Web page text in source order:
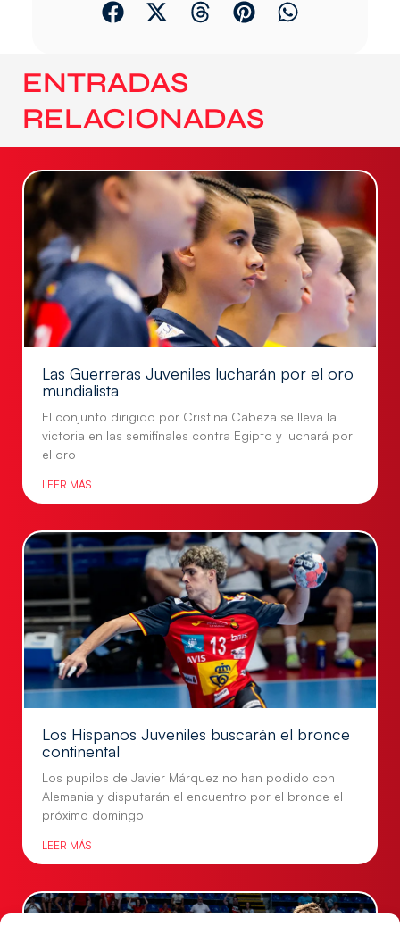
ENTRADAS
RELACIONADAS
Las Guerreras Juveniles lucharán por el oro
mundialista
El conjunto dirigido por Cristina Cabeza se lleva la
victoria en las semifinales contra Egipto y luchará por
el oro
LEER MÁS
Los Hispanos Juveniles buscarán el bronce
continental
Los pupilos de Javier Márquez no han podido con
Alemania y disputarán el encuentro por el bronce el
próximo domingo
LEER MÁS